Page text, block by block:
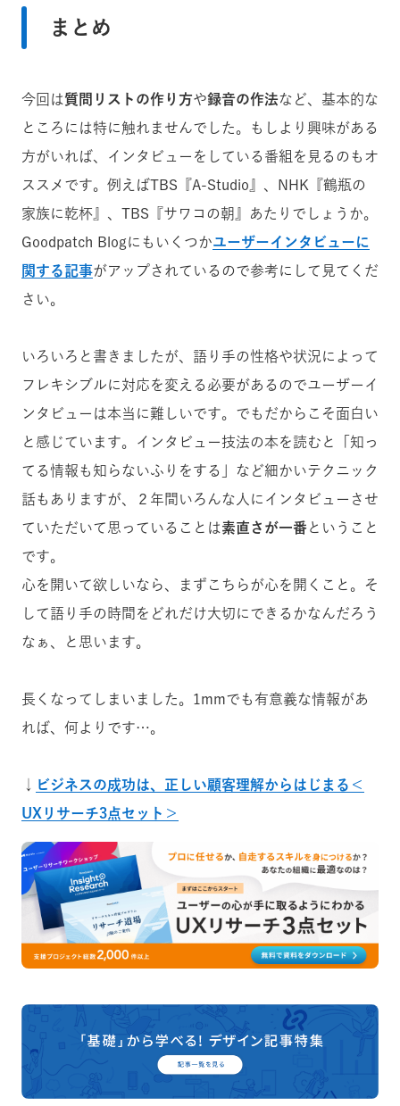
まとめ
今回は質問リストの作り方や録音の作法など、基本的な
ところには特に触れませんでした。もしより興味がある
方がいれば、インタビューをしている番組を見るのもオ
ススメです。例えばTBS『A-Studio』、NHK『鶴瓶の
家族に乾杯』、TBS『サワコの朝』あたりでしょうか。
Goodpatch Blogにもいくつかユーザーインタビューに
関する記事がアップされているので参考にして見てくだ
さい。
いろいろと書きましたが、語り手の性格や状況によって
フレキシブルに対応を変える必要があるのでユーザーイ
ンタビューは本当に難しいです。でもだからこそ面白い
と感じています。インタビュー技法の本を読むと「知っ
てる情報も知らないふりをする」など細かいテクニック
話もありますが、２年間いろんな人にインタビューさせ
ていただいて思っていることは素直さが一番ということ
です。
心を開いて欲しいなら、まずこちらが心を開くこと。そ
して語り手の時間をどれだけ大切にできるかなんだろう
なぁ、と思います。
長くなってしまいました。1mmでも有意義な情報があ
れば、何よりです…。
ビジネスの成功は、正しい顧客理解からはじまる＜
UXリサーチ3点セット＞